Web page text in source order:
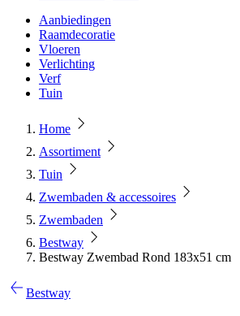
Aanbiedingen
Raamdecoratie
Vloeren
Verlichting
Verf
Tuin
Home
Assortiment
Tuin
Zwembaden & accessoires
Zwembaden
Bestway
Bestway Zwembad Rond 183x51 cm
Bestway